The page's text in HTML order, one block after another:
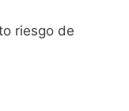
riesgo de